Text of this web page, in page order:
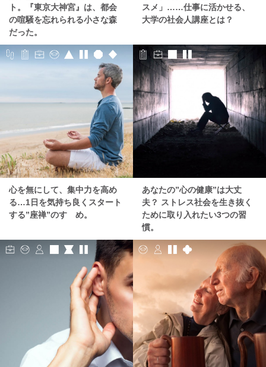
ト。『東京大神宮』は、都会
の喧騒を忘れられる小さな森
だった。
スメ」……仕事に活かせる、
大学の社会人講座とは？
心を無にして、集中力を高め
る…1日を気持ち良くスタート
する”座禅”のすゝめ。
あなたの”心の健康”は大丈
夫？ ストレス社会を生き抜く
ために取り入れたい3つの習
慣。